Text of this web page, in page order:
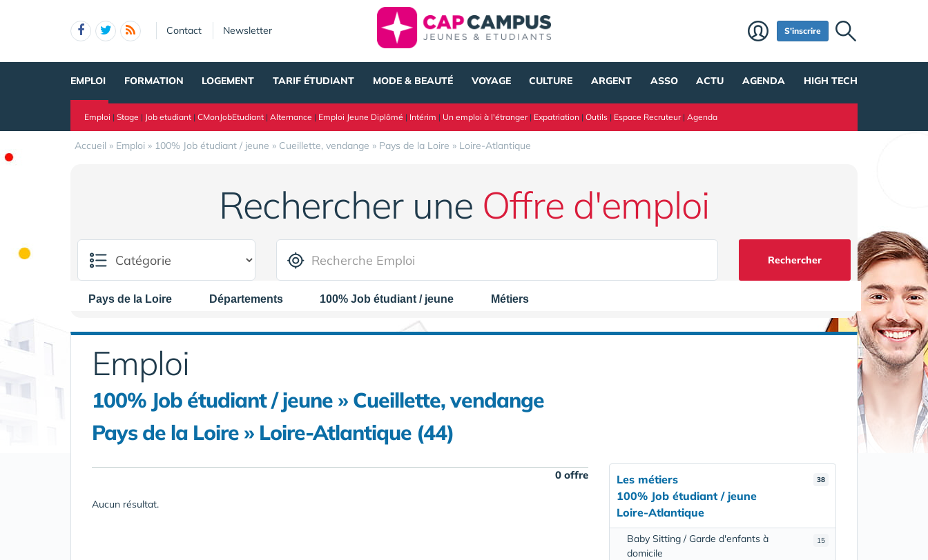
Contact Newsletter S'inscrire
EMPLOI FORMATION LOGEMENT TARIF ÉTUDIANT MODE & BEAUTÉ VOYAGE CULTURE ARGENT ASSO ACTU AGENDA HIGH TECH
Emploi | Stage | Job etudiant | CMonJobEtudiant | Alternance | Emploi Jeune Diplômé | Intérim | Un emploi à l'étranger| Expatriation | Outils | Espace Recruteur| Agenda
Accueil » Emploi » 100% Job étudiant / jeune » Cueillette, vendange » Pays de la Loire » Loire-Atlantique
Rechercher une Offre d'emploi
Rechercher
Pays de la Loire Départements 100% Job étudiant / jeune Métiers
Emploi
100% Job étudiant / jeune » Cueillette, vendange
Pays de la Loire » Loire-Atlantique (44)
0 offre
Aucun résultat.
38
Les métiers
100% Job étudiant / jeune
Loire-Atlantique
15
Baby Sitting / Garde d'enfants à
domicile